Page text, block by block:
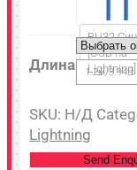
BU32
[USB на
Lightning]
Длина 1.2м/3.94ft
SKU: Н/Д
Lightning
Send